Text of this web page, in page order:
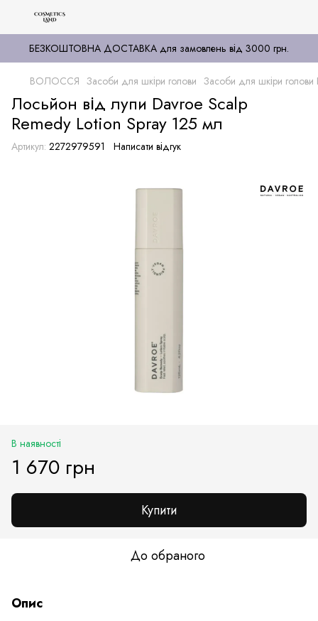
БЕЗКОШТОВНА ДОСТАВКА для замовлень від 3000 грн.
ВОЛОССЯ Засоби для шкіри голови Засоби для шкіри голови
Лосьйон від лупи Davroe Scalp
Remedy Lotion Spray 125 мл
Артикул: 2272979591 Написати відгук
В наявності
1 670 грн
Купити
До обраного
Опис